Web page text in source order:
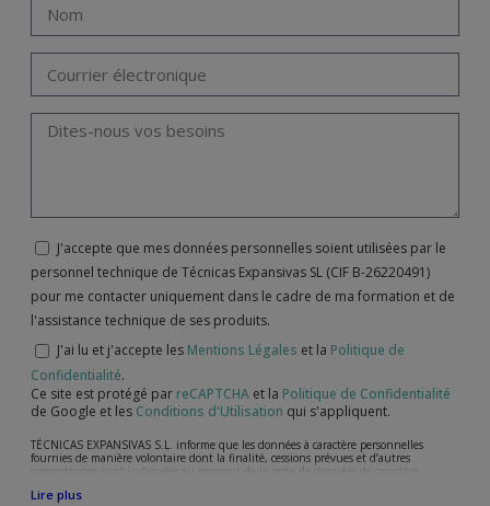
J'accepte que mes données personnelles soient utilisées par le
personnel technique de Técnicas Expansivas SL (CIF B-26220491)
pour me contacter uniquement dans le cadre de ma formation et de
l'assistance technique de ses produits.
J'ai lu et j'accepte les Mentions Légales et la Politique de
Confidentialité.
Ce site est protégé par reCAPTCHA et la Politique de Confidentialité
de Google et les Conditions d'Utilisation qui s'appliquent.
TÉCNICAS EXPANSIVAS S.L. informe que les données à caractère personnelles
fournies de manière volontaire dont la finalité, cessions prévues et d’autres
circonstances, sont indiquées au moment de la prise de données de caractère
l’attention de votre demande, litige ou requise, maintien de la relation établie, la
Lire plus